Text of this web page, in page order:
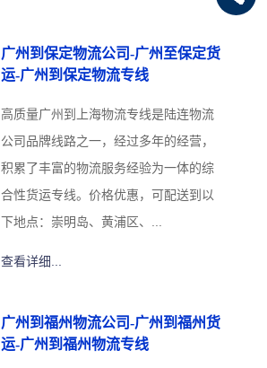
广州到保定物流公司-广州至保定货
运-广州到保定物流专线
高质量广州到上海物流专线是陆连物流
公司品牌线路之一，经过多年的经营，
积累了丰富的物流服务经验为一体的综
合性货运专线。价格优惠，可配送到以
下地点：崇明岛、黄浦区、...
查看详细...
广州到福州物流公司-广州到福州货
运-广州到福州物流专线